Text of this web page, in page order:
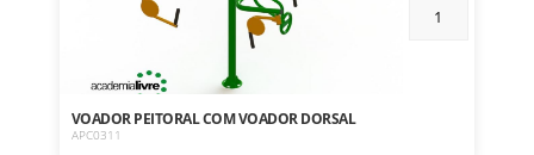
VOADOR PEITORAL COM VOADOR DORSAL
APC0311